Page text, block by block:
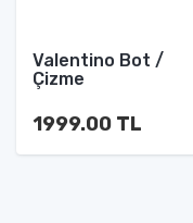
Valentino Bot /
Çizme
1999.00 TL